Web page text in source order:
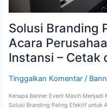
Solusi Branding
Acara
Instansi – Cetak
Tinggalkan Komentar /
Kenapa Banner Event Masih
Solusi Branding Paling Efektif untuk